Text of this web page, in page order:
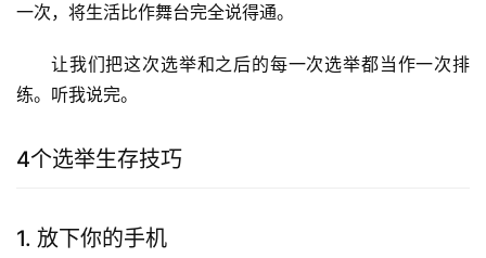
一次，将生活比作舞台完全说得通。
让我们把这次选举和之后的每一次选举都当作一次排
练。听我说完。
4个选举生存技巧
1. 放下你的手机